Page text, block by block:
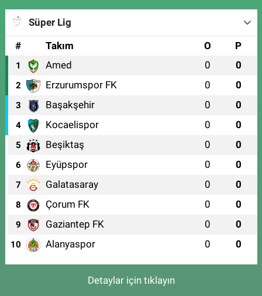
Süper Lig
#
Takım O P
1 Amed 0 0
2 Erzurumspor FK 0 0
3 Başakşehir 0 0
4 Kocaelispor 0 0
5 Beşiktaş 0 0
6 Eyüpspor 0 0
7 Galatasaray 0 0
8 Çorum FK 0 0
9 Gaziantep FK 0 0
10 Alanyaspor 0 0
Detaylar için tıklayın